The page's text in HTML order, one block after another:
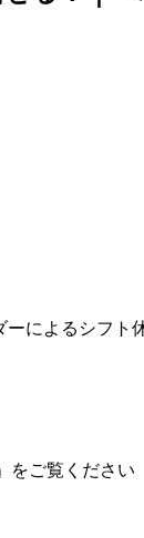
ーによるシフト
をご覧ください